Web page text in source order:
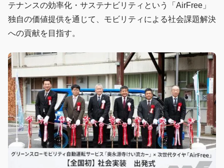
テナンスの効率化・サステナビリティという「AirFree」
独自の価値提供を通じて、モビリティによる社会課題解決
への貢献を目指す。